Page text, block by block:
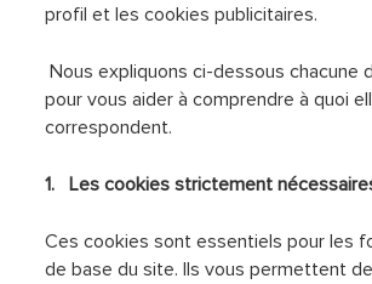
profil et les cookies publicitaires.
Nous expliquons ci-dessous chacune
pour vous aider à comprendre à quoi
correspondent.
1. Les cookies strictement
Ces cookies sont essentiels pour les
de base du site. Ils vous permettent